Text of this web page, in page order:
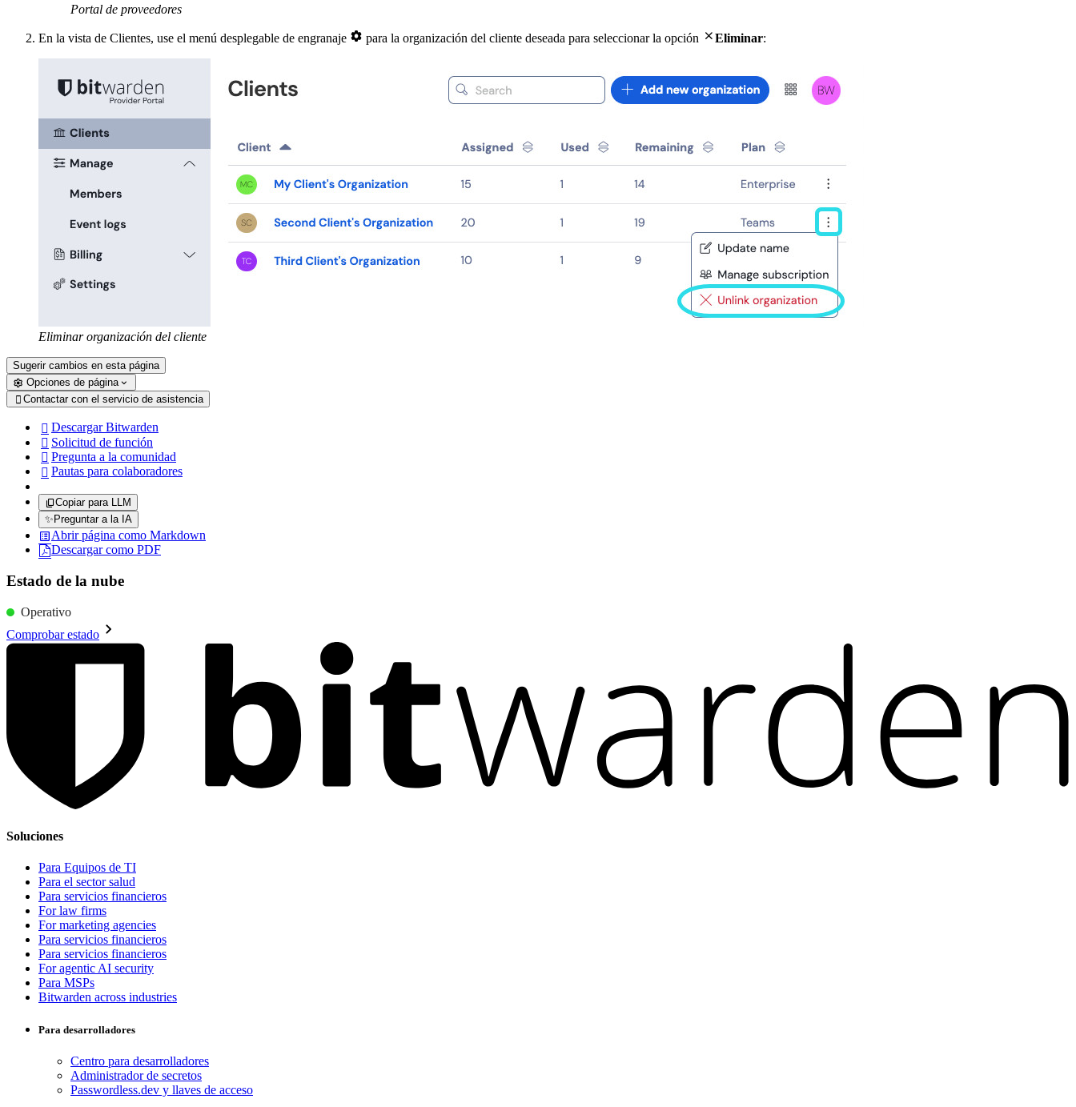
Portal de proveedores
En la vista de Clientes, use el menú desplegable de engranaje  para la organización del cliente deseada para seleccionar la opción Eliminar:
Eliminar organización del cliente
Sugerir cambios en esta página
Opciones de página
 Contactar con el servicio de asistencia
 Descargar Bitwarden
 Solicitud de función
 Pregunta a la comunidad
 Pautas para colaboradores
Copiar para LLM
✨Preguntar a la IA
Abrir página como Markdown
Descargar como PDF
Estado de la nube
Operativo
Comprobar estado
Soluciones
Para Equipos de TI
Para el sector salud
Para servicios financieros
For law firms
For marketing agencies
Para servicios financieros
Para servicios financieros
For agentic AI security
Para MSPs
Bitwarden across industries
Para desarrolladores
Centro para desarrolladores
Administrador de secretos
Passwordless.dev y llaves de acceso